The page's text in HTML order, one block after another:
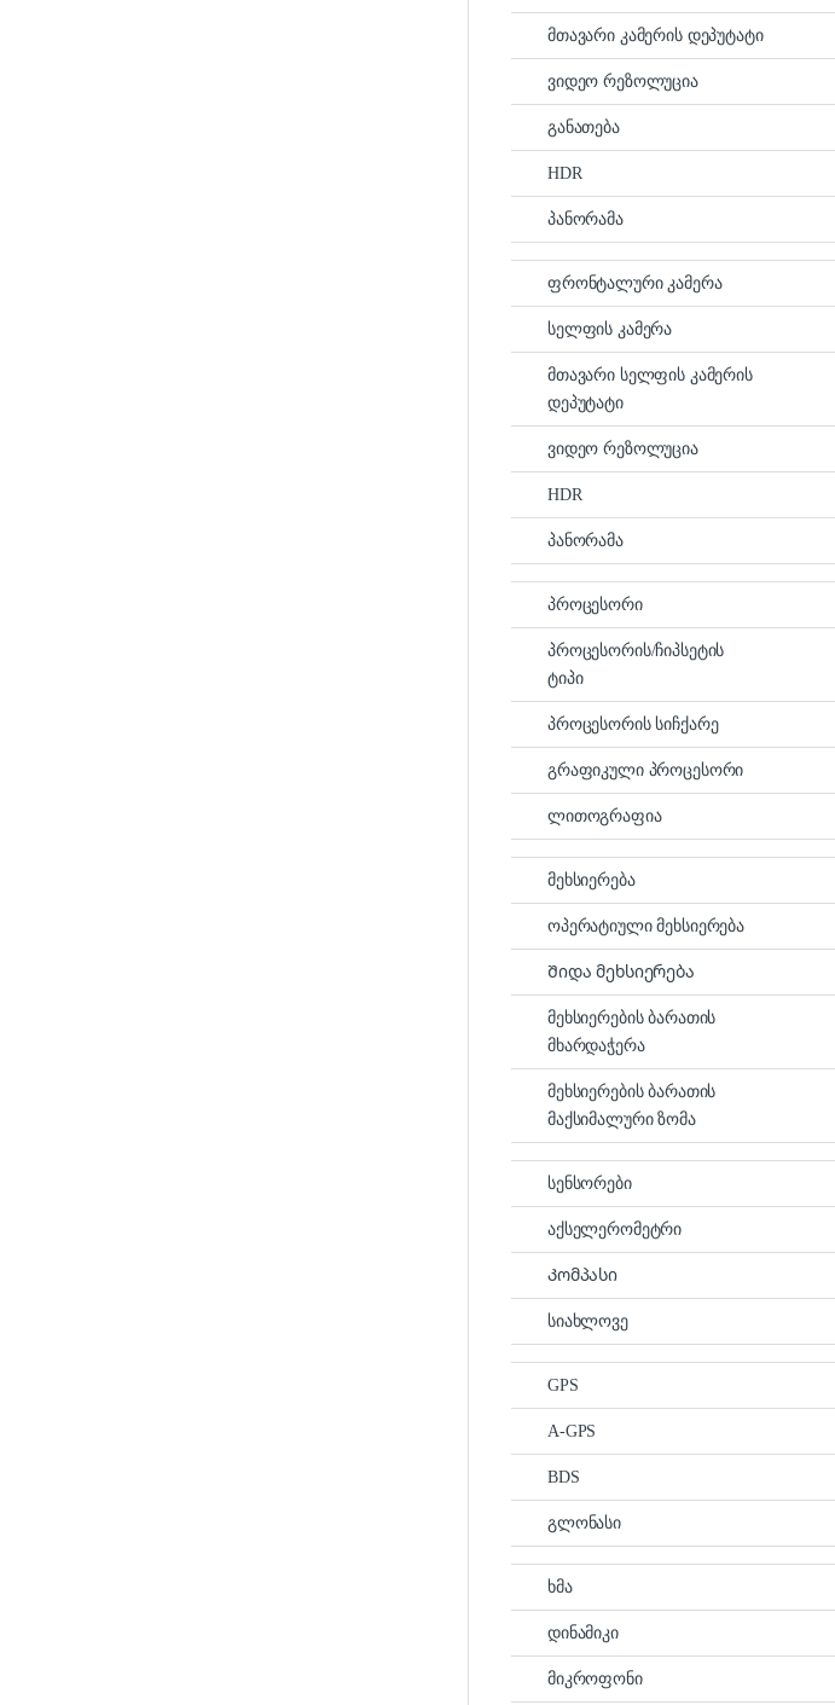
მთავარი კამერის დეპუტატი
ვიდეო რეზოლუცია
განათება
HDR
პანორამა
ფრონტალური კამერა
სელფის კამერა
მთავარი სელფის კამერის
დეპუტატი
ვიდეო რეზოლუცია
HDR
პანორამა
პროცესორი
პროცესორის/ჩიპსეტის
ტიპი
პროცესორის სიჩქარე
გრაფიკული პროცესორი
ლითოგრაფია
მეხსიერება
ოპერატიული მეხსიერება
Შიდა მეხსიერება
მეხსიერების ბარათის
მხარდაჭერა
მეხსიერების ბარათის
მაქსიმალური ზომა
სენსორები
აქსელერომეტრი
Კომპასი
სიახლოვე
GPS
A-GPS
BDS
გლონასი
ხმა
დინამიკი
მიკროფონი